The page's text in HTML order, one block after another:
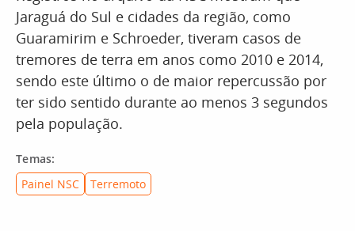
Jaraguá do Sul e cidades da região, como
Guaramirim e Schroeder, tiveram casos de
tremores de terra em anos como 2010 e 2014,
sendo este último o de maior repercussão por
ter sido sentido durante ao menos 3 segundos
pela população.
Temas:
Painel NSC
Terremoto